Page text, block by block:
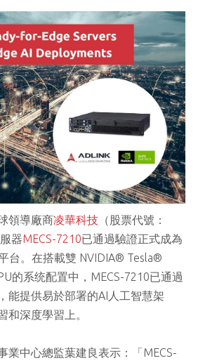
領導廠商凌華科技（股票代號：
器MECS-7210已通過驗證正式成為
平台。在搭載雙 NVIDIA® Tesla®
的系统配置中，MECS-7210已通過
能提供易於部署的AI人工智慧架
和深度學習上。
業中心總監葉建良表示：「MECS-